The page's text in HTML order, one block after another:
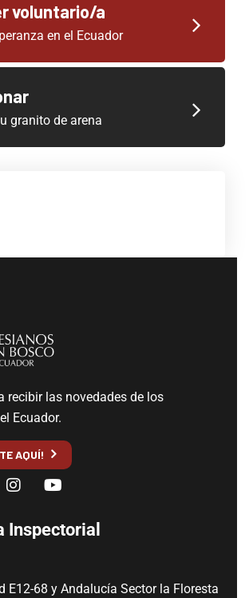
voluntario/a
en el Ecuador
granito de arena
recibir las novedades de los
Ecuador.
AQUÍ!
Inspectorial
E12-68 y Andalucía Sector la Floresta